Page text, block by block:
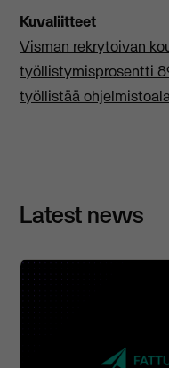
Kuvaliitteet
Visman rekrytoivan
työllistymisprosentti
työllistää
Latest news